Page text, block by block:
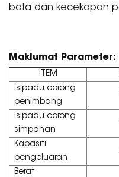
bata dan kecekapan
Maklumat Parameter:
ITEM
Isipadu corong
penimbang
Isipadu corong
simpanan
Kapasiti
pengeluaran
Berat